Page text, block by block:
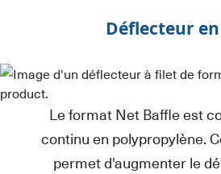
Déflecteur
Le format Net Baffle est
continu en polypropylène.
permet d'augmenter le